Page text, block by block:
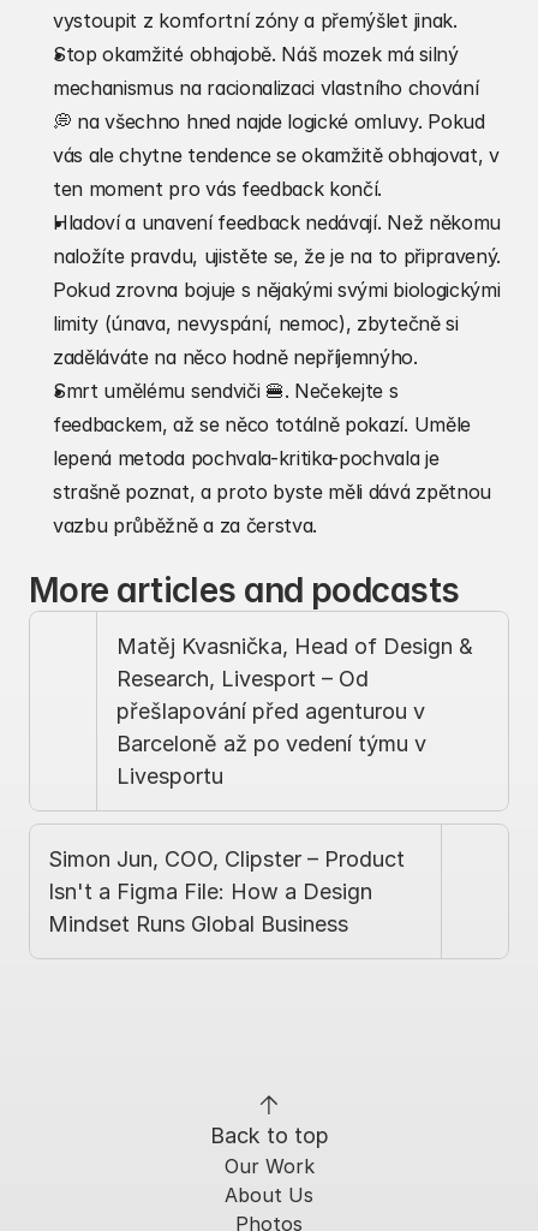
vystoupit z komfortní zóny a přemýšlet jinak.
Stop okamžité obhajobě. Náš mozek má silný
mechanismus na racionalizaci vlastního chování
💭 na všechno hned najde logické omluvy. Pokud
vás ale chytne tendence se okamžitě obhajovat, v
ten moment pro vás feedback končí.
Hladoví a unavení feedback nedávají. Než někomu
naložíte pravdu, ujistěte se, že je na to připravený.
Pokud zrovna bojuje s nějakými svými biologickými
limity (únava, nevyspání, nemoc), zbytečně si
zaděláváte na něco hodně nepříjemnýho.
Smrt umělému sendviči 🍔. Nečekejte s
feedbackem, až se něco totálně pokazí. Uměle
lepená metoda pochvala-kritika-pochvala je
strašně poznat, a proto byste měli dává zpětnou
vazbu průběžně a za čerstva.
More articles and podcasts
Matěj Kvasnička, Head of Design &
Research, Livesport – Od
přešlapování před agenturou v
Barceloně až po vedení týmu v
Livesportu
Simon Jun, COO, Clipster – Product
Isn't a Figma File: How a Design
Mindset Runs Global Business
Back to top
Our Work
About Us
Photos